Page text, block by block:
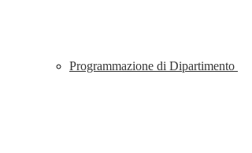
Programmazione di Dipartimento